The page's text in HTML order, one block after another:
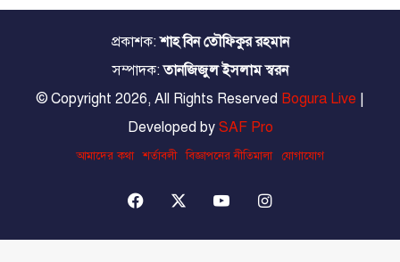
প্রকাশক:শাহ বিন তৌফিকুর রহমান
সম্পাদক:তানজিজুল ইসলাম স্বরন
© Copyright 2026, All Rights Reserved Bogura Live |
Developed by SAF Pro
আমাদের কথা শর্তাবলী বিজ্ঞাপনের নীতিমালা যোগাযোগ
Facebook YouTubeInstagram